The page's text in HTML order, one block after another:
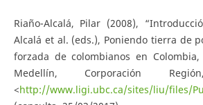
Riaño-Alcalá, Pilar (2008),
Alcalá et al. (eds.), Poniendo tierra de
forzada de colombianos en Colombia,
Medellín, Corporación
<http://www.ligi.ubc.ca/sites/liu/files/